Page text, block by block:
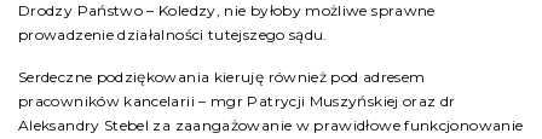
Drodzy Państwo – Koledzy, nie byłoby możliwe sprawne
prowadzenie działalności tutejszego sądu.
Serdeczne podziękowania kieruję również pod adresem
pracowników kancelarii – mgr Patrycji Muszyńskiej oraz dr
Aleksandry Stebel za zaangażowanie w prawidłowe funkcjonowanie